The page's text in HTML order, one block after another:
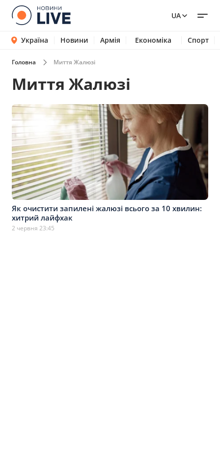
UA
Україна Новини Армія Економіка Спорт
Головна Миття Жалюзі
Миття Жалюзі
Як очистити запилені жалюзі всього за 10 хвилин:
хитрий лайфхак
2 червня 23:45